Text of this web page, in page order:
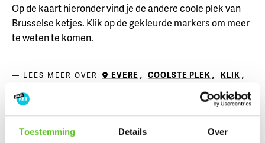
Toestemming Details Over
Op de kaart hieronder vind je de andere coole plek van
Brusselse ketjes. Klik op de gekleurde markers om meer
te weten te komen.
LEES MEER OVER EVERE , COOLSTE PLEK , KLIK ,
'T MOERASKE
BS HEILIGE FAMILIE
Reacties: